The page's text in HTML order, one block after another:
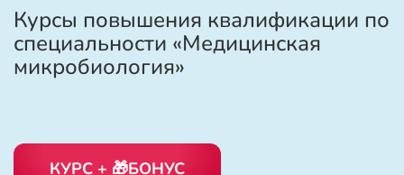
Курсы повышения квалификации по
специальности «Медицинская
микробиология»
КУРС + 🎁БОНУС